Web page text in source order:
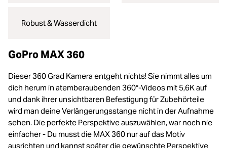
Robust & Wasserdicht
GoPro MAX 360
Dieser 360 Grad Kamera entgeht nichts! Sie nimmt alles um
dich herum in atemberaubenden 360°-Videos mit 5,6K auf
und dank ihrer unsichtbaren Befestigung für Zubehörteile
wird man deine Verlängerungsstange nicht in der Aufnahme
sehen. Die perfekte Perspektive auszuwählen, war noch nie
einfacher - Du musst die MAX 360 nur auf das Motiv
ausrichten und kannst später die gewünschte Perspektive